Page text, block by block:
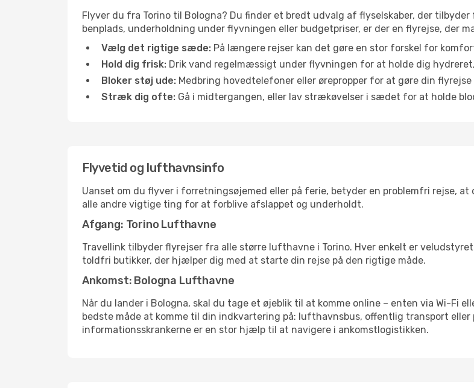
Flyver du fra Torino til Bologna? Du finder et bredt udvalg af flyselskaber, der
benplads, underholdning under flyvningen eller budgetpriser, er der en flyrejse, der
Vælg det rigtige sæde: På længere rejser kan det gøre en stor forskel for
Hold dig frisk: Drik vand regelmæssigt under flyvningen for at holde dig
Bloker støj ude: Medbring hovedtelefoner eller ørepropper for at gøre din
Stræk dig ofte: Gå i midtergangen, eller lav strækøvelser i sædet for at holde
Flyvetid og lufthavnsinfo
Uanset om du flyver i forretningsøjemed eller på ferie, betyder en problemfri rejse, at
alle andre vigtige ting for at forblive afslappet og underholdt.
Afgang: Torino Lufthavne
Travellink tilbyder flyrejser fra alle større lufthavne i Torino. Hver enkelt er
toldfri butikker, der hjælper dig med at starte din rejse på den rigtige måde.
Ankomst: Bologna Lufthavne
Når du lander i Bologna, skal du tage et øjeblik til at komme online – enten via Wi-Fi
bedste måde at komme til din indkvartering på: lufthavnsbus, offentlig transport
informationsskrankerne er en stor hjælp til at navigere i ankomstlogistikken.